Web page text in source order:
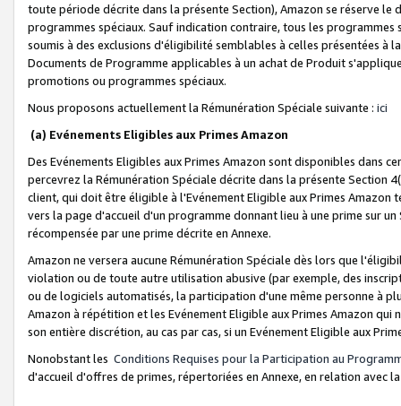
toute période décrite dans la présente Section), Amazon se réserve
programmes spéciaux. Sauf indication contraire, tous les
soumis à des exclusions d'éligibilité semblables à celles présentées à
Documents de Programme applicables à un achat de Produit
promotions ou programmes spéciaux.
Nous proposons actuellement la Rémunération Spéciale suivante : ici
(a) Evénements Eligibles aux Primes Amazon
Des Evénements Eligibles aux Primes Amazon sont disponibles dans
percevrez la Rémunération Spéciale décrite dans la présente Section
client, qui doit être éligible à l'Evénement Eligible aux Primes Amazon
vers la page d'accueil d'un programme donnant lieu à une prime sur
récompensée par une prime décrite en Annexe.
Amazon ne versera aucune Rémunération Spéciale dès lors que
violation ou de toute autre utilisation abusive (par exemple, des
ou de logiciels automatisés, la participation d'une même personne à
Amazon à répétition et les Evénement Eligible aux Primes Amazon qui
son entière discrétion, au cas par cas, si un Evénement Eligible aux
Nonobstant les Conditions Requises pour la Participation au
d'accueil d'offres de primes, répertoriées en Annexe, en relation avec